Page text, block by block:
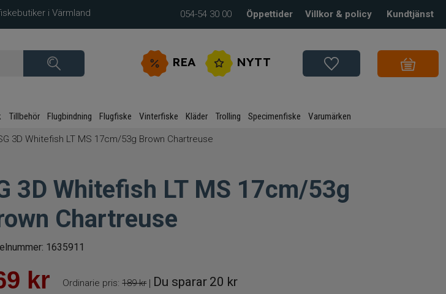
i Värmland 054-54 30 00 Öppettider Villkor & policy Kundtjänst
REA NYTT
Tillbehör Flugbindning Flugfiske Vinterfiske Kläder Trolling Specimenfiske Varumärken
3D Whitefish LT MS 17cm/53g Brown Chartreuse
3D Whitefish LT MS 17cm/53g
Chartreuse
1635911
kr Ordinarie pris: 189 kr| Du sparar 20 kr